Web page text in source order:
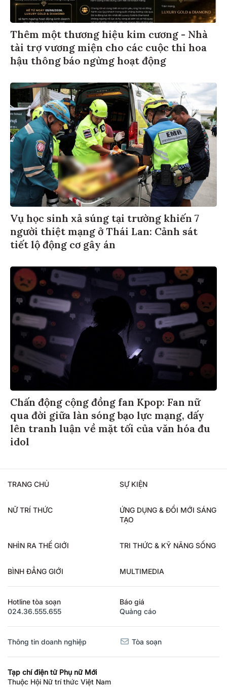
Thêm một thương hiệu kim cương - Nhà
tài trợ vương miện cho các cuộc thi hoa
hậu thông báo ngừng hoạt động
Vụ học sinh xả súng tại trường khiến 7
người thiệt mạng ở Thái Lan: Cảnh sát
tiết lộ động cơ gây án
Chấn động cộng đồng fan Kpop: Fan nữ
qua đời giữa làn sóng bạo lực mạng, dấy
lên tranh luận về mặt tối của văn hóa đu
idol
TRANG CHỦ SỰ KIỆN
NỮ TRÍ THỨC
ỨNG DỤNG & ĐỔI MỚI SÁNG
TẠO
NHÌN RA THẾ GIỚI TRI THỨC & KỸ NĂNG SỐNG
BÌNH ĐẲNG GIỚI MULTIMEDIA
Hotline tòa soạn
024.36.555.655
Báo giá
Quảng cáo
Thông tin doanh nghiệp Tòa soạn
Tạp chí điện tử Phụ nữ Mới
Thuộc Hội Nữ trí thức Việt Nam